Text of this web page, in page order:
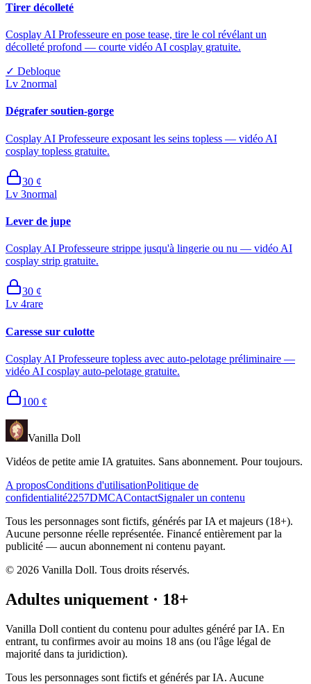
Tirer décolleté
Cosplay AI Professeure en pose tease, tire le col révélant un
décolleté profond — courte vidéo AI cosplay gratuite.
✓ Debloque
Lv 2normal
Dégrafer soutien-gorge
Cosplay AI Professeure exposant les seins topless — vidéo AI
cosplay topless gratuite.
30 ¢
Lv 3normal
Lever de jupe
Cosplay AI Professeure strippe jusqu'à lingerie ou nu — vidéo AI
cosplay strip gratuite.
30 ¢
Lv 4rare
Caresse sur culotte
Cosplay AI Professeure topless avec auto-pelotage préliminaire —
vidéo AI cosplay auto-pelotage gratuite.
100 ¢
Vanilla Doll
Vidéos de petite amie IA gratuites. Sans abonnement. Pour toujours.
A proposConditions d'utilisationPolitique de
confidentialité2257DMCAContactSignaler un contenu
Tous les personnages sont fictifs, générés par IA et majeurs (18+).
Aucune personne réelle représentée. Financé entièrement par la
publicité — aucun abonnement ni contenu payant.
© 2026 Vanilla Doll. Tous droits réservés.
Adultes uniquement · 18+
Vanilla Doll contient du contenu pour adultes généré par IA. En
entrant, tu confirmes avoir au moins 18 ans (ou l'âge légal de
majorité dans ta juridiction).
Tous les personnages sont fictifs et générés par IA. Aucune